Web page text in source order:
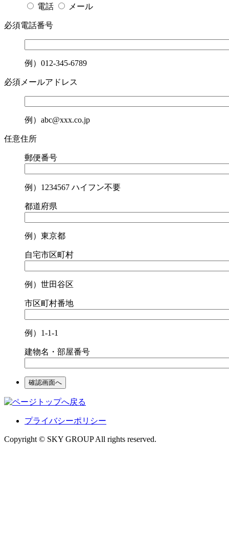
電話
メール
必須電話番号
例）012-345-6789
必須 メールアドレス
例）abc@xxx.co.jp
任意住所
郵便番号
例）1234567 ハイフン不要
都道府県
例）東京都
自宅市区町村
例）世田谷区
市区町村番地
例）1-1-1
建物名・部屋番号
プライバシーポリシー
Copyright © SKY GROUP All rights reserved.